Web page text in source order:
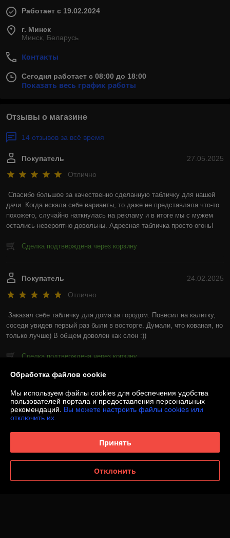
Работает с 19.02.2024
г. Минск
Минск, Беларусь
Контакты
Сегодня работает с 08:00 до 18:00
Показать весь график работы
Отзывы о магазине
14 отзывов за всё время
27.05.2025
Покупатель
Отлично
Спасибо большое за качественно сделанную табличку для нашей
дачи. Когда искала себе варианты, то даже не представляла что-то
похожего, случайно наткнулась на рекламу и в итоге мы с мужем
остались невероятно довольны. Адресная табличка просто огонь!
Сделка подтверждена через корзину
24.02.2025
Покупатель
Отлично
Заказал себе табличку для дома за городом. Повесил на калитку,
соседи увидев первый раз были в восторге. Думали, что кованая, но
только лучше) В общем доволен как слон :))
Сделка подтверждена через корзину
О нас
Обработка файлов cookie
Мы используем файлы cookies для обеспечения удобства
пользователей портала и предоставления персональных
рекомендаций. Вы можете настроить файлы cookies или
отключить их.
Принять
Отклонить